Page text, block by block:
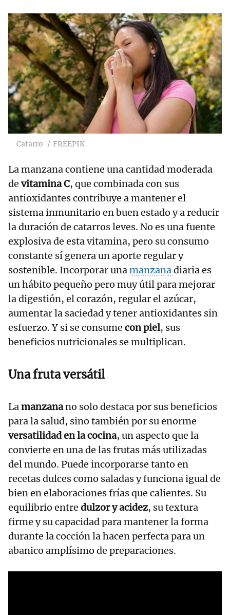
Catarro FREEPIK
La manzana contiene una cantidad moderada
de vitamina C, que combinada con sus
antioxidantes contribuye a mantener el
sistema inmunitario en buen estado y a reducir
la duración de catarros leves. No es una fuente
explosiva de esta vitamina, pero su consumo
constante sí genera un aporte regular y
sostenible. Incorporar unamanzanadiaria es
un hábito pequeño pero muy útil para mejorar
la digestión, el corazón, regular el azúcar,
aumentar la saciedad y tener antioxidantes sin
esfuerzo. Y si se consume con piel, sus
beneficios nutricionales se multiplican.
Una fruta versátil
Lamanzanano solo destaca por sus beneficios
para la salud, sino también por su enorme
versatilidad en la cocina, un aspecto que la
convierte en una de las frutas más utilizadas
del mundo. Puede incorporarse tanto en
recetas dulces como saladas y funciona igual de
bien en elaboraciones frías que calientes. Su
equilibrio entre dulzor y acidez, su textura
firme y su capacidad para mantener la forma
durante la cocción la hacen perfecta para un
abanico amplísimo de preparaciones.